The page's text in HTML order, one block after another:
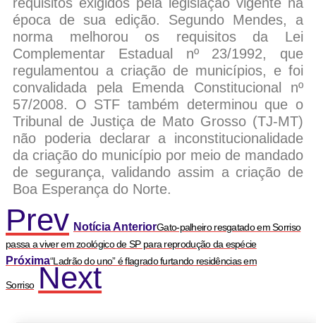
época de sua edição. Segundo Mendes, a
norma melhorou os requisitos da Lei
Complementar Estadual nº 23/1992, que
regulamentou a criação de municípios, e foi
convalidada pela Emenda Constitucional nº
57/2008. O STF também determinou que o
Tribunal de Justiça de Mato Grosso (TJ-MT)
não poderia declarar a inconstitucionalidade
da criação do município por meio de mandado
de segurança, validando assim a criação de
Boa Esperança do Norte.
Prev Notícia AnteriorGato-palheiro resgatado em Sorriso
passa a viver em zoológico de SP para reprodução da espécie
Próxima“Ladrão do uno” é flagrado furtando residências em
Sorriso Next